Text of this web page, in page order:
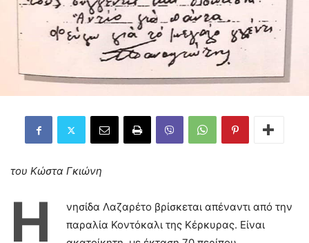
του Κώστα Γκιώνη
Η
νησίδα Λαζαρέτο βρίσκεται απέναντι από την
παραλία Κοντόκαλι της Κέρκυρας. Είναι